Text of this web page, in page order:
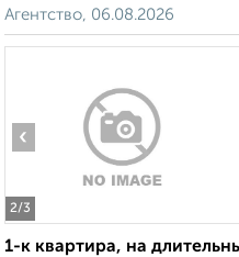
Агентство, 06.08.2026
2/3
‹
1-к квартира, на